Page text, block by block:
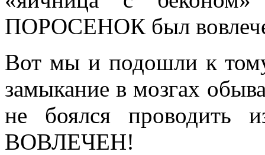
ПОРОСЕНОК был
Вот мы и подошли к тому
замыкание в мозгах
не боялся проводить
ВОВЛЕЧЕН!